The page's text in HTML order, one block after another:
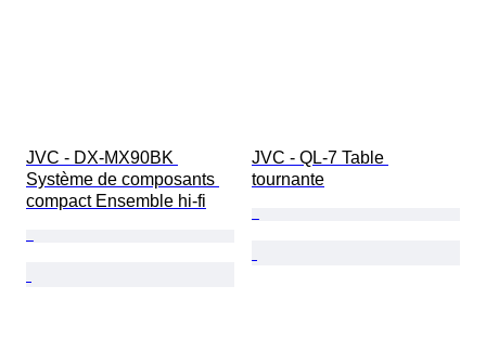
JVC - DX-MX90BK
Système de composants
compact Ensemble hi-fi
JVC - QL-7 Table
tournante